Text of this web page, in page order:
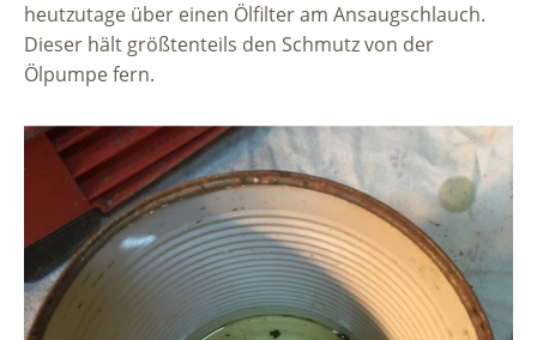
heutzutage über einen Ölfilter am Ansaugschlauch.
Dieser hält größtenteils den Schmutz von der
Ölpumpe fern.